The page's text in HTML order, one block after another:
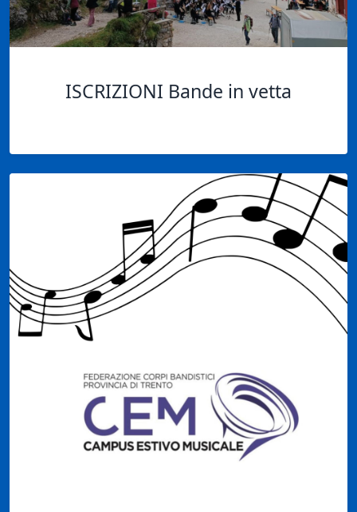
ISCRIZIONI Bande in vetta